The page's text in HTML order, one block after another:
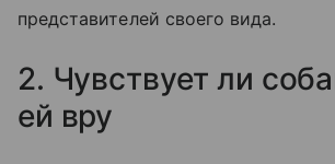
представителей своего вида.
2. Чувствует ли
ей вру